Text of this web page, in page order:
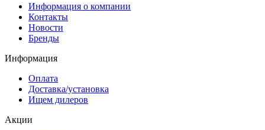
Информация о компании
Контакты
Новости
Бренды
Информация
Оплата
Доставка/установка
Ищем дилеров
Акции